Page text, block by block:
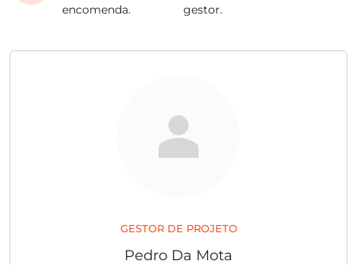
encomenda.
gestor.
GESTOR DE PROJETO
Pedro Da Mota